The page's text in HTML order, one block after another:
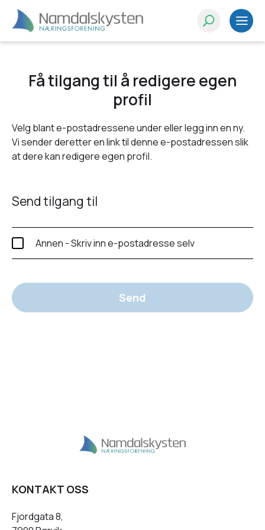
Få tilgang til å redigere egen
profil
Velg blant e-postadressene under eller legg inn en ny.
Vi sender deretter en link til denne e-postadressen slik
at dere kan redigere egen profil.
Send tilgang til
Annen - Skriv inn e-postadresse selv
Send
KONTAKT OSS
Fjordgata 8,